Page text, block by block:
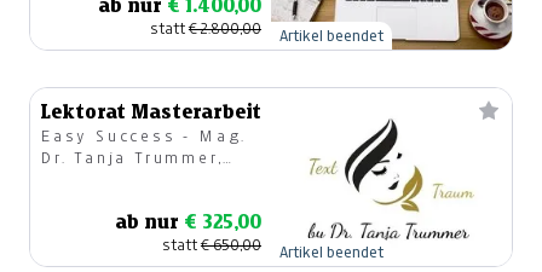
ab nur € 1.400,00
statt€ 2.800,00 Artikel beendet
Lektorat Masterarbeit
Easy Success - Mag.
Dr. Tanja Trummer,
ab nur € 325,00
statt€ 650,00 Artikel beendet